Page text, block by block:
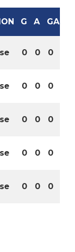
G A GA
0 0 0
0 0 0
0 0 0
0 0 0
0 0 0